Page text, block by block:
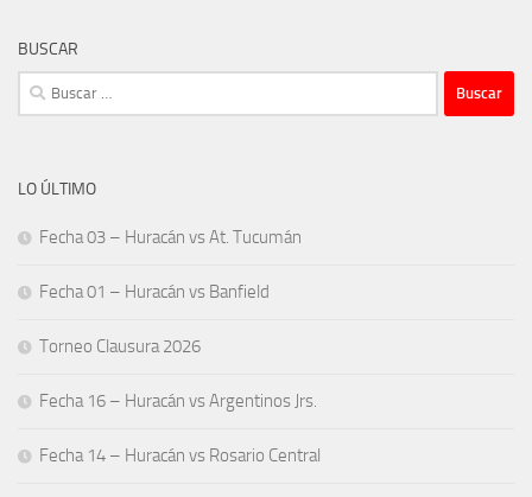
BUSCAR
Buscar:
LO ÚLTIMO
Fecha 03 – Huracán vs At. Tucumán
Fecha 01 – Huracán vs Banfield
Torneo Clausura 2026
Fecha 16 – Huracán vs Argentinos Jrs.
Fecha 14 – Huracán vs Rosario Central